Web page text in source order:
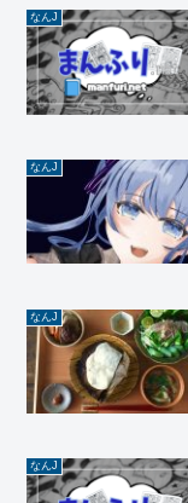
なんJ
なんJ
なんJ
なんJ